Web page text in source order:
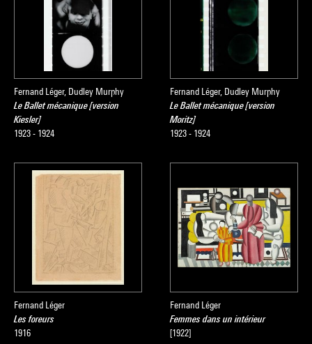
Fernand Léger, Dudley Murphy
Le Ballet mécanique [version
Kiesler]
1923 - 1924
Fernand Léger, Dudley Murphy
Le Ballet mécanique [version
Moritz]
1923 - 1924
Fernand Léger
Les foreurs
1916
Fernand Léger
Femmes dans un intérieur
[1922]